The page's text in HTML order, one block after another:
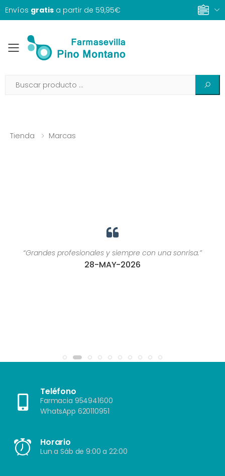
Envíos gratis a partir de 59,95€
Toggle mobile menu
Tienda Marcas
“Grandes profesionales y siempre con una sonrisa.”
28-MAY-2026
Teléfono
Farmacia 954941600
WhatsApp 620110951
Horario
Lun a Sáb de 9:00 a 22:00